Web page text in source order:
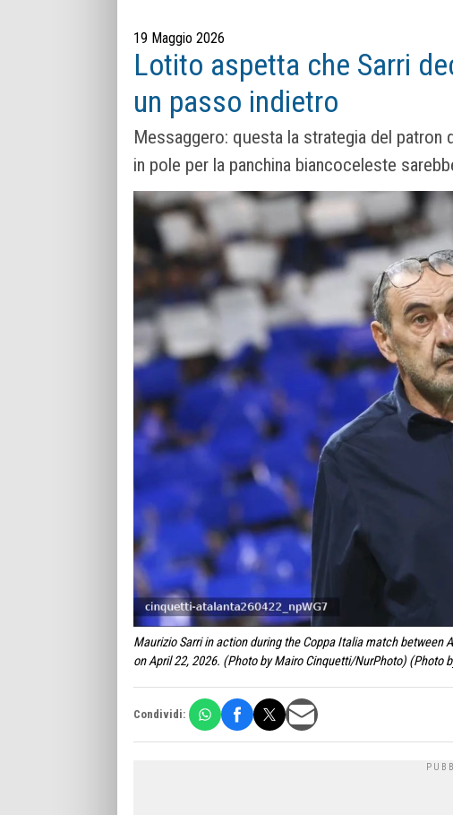
19 Maggio 2026
Lotito aspetta che Sarri
un passo indietro
Messaggero: questa la strategia del patron
in pole per la panchina biancoceleste
Maurizio Sarri in action during the Coppa Italia match between
on April 22, 2026. (Photo by Mairo Cinquetti/NurPhoto) (Photo
Condividi: